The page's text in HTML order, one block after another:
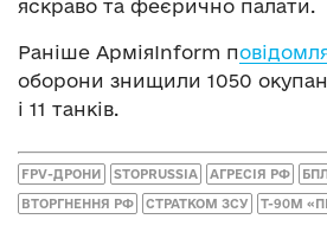
яскраво та феєрично палати.
Раніше АрміяInform п
оборони знищили 1050
і 11 танків.
FPV-ДРОНИ STOPRUSSIA АГРЕСІЯ РФ
ВТОРГНЕННЯ РФ СТРАТКОМ ЗСУ Т-90М